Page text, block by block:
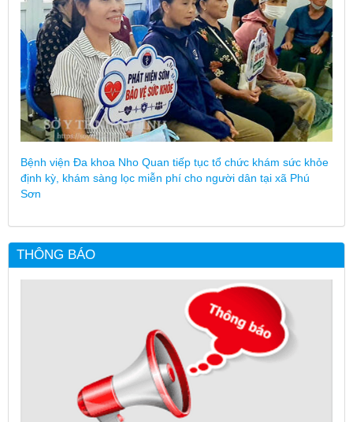
Bệnh viện Đa khoa Nho Quan tiếp tục tổ chức khám sức khỏe
định kỳ, khám sàng lọc miễn phí cho người dân tại xã Phú
Sơn
THÔNG BÁO